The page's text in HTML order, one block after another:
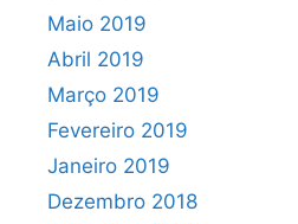
Maio 2019
Abril 2019
Março 2019
Fevereiro 2019
Janeiro 2019
Dezembro 2018